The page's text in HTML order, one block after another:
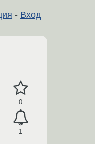
- Вход
0
1